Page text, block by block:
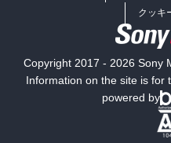
ミステリー
クッキ
Copyright 2017 - 2026 Sony
Information on the site is for
powered by